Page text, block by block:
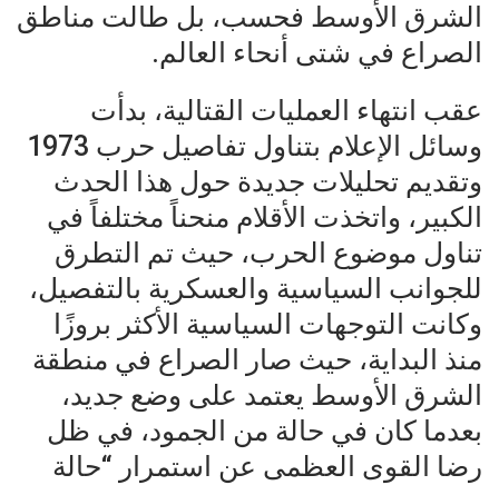
الشرق الأوسط فحسب، بل طالت مناطق
الصراع في شتى أنحاء العالم.
عقب انتهاء العمليات القتالية، بدأت
وسائل الإعلام بتناول تفاصيل حرب 1973
وتقديم تحليلات جديدة حول هذا الحدث
الكبير، واتخذت الأقلام منحناً مختلفاً في
تناول موضوع الحرب، حيث تم التطرق
للجوانب السياسية والعسكرية بالتفصيل،
وكانت التوجهات السياسية الأكثر بروزًا
منذ البداية، حيث صار الصراع في منطقة
الشرق الأوسط يعتمد على وضع جديد،
بعدما كان في حالة من الجمود، في ظل
رضا القوى العظمى عن استمرار “حالة